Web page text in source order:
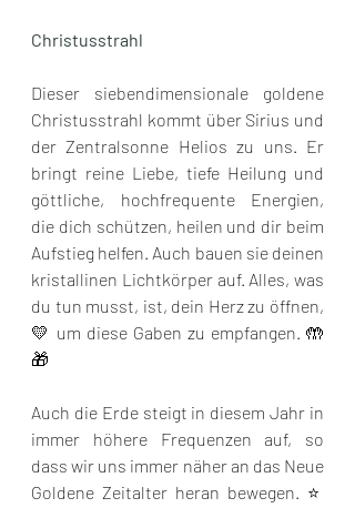
Christusstrahl
Dieser siebendimensionale goldene
Christusstrahl kommt über Sirius und
der Zentralsonne Helios zu uns. Er
bringt reine Liebe, tiefe Heilung und
göttliche, hochfrequente Energien,
die dich schützen, heilen und dir beim
Aufstieg helfen. Auch bauen sie deinen
kristallinen Lichtkörper auf. Alles, was
du tun musst, ist, dein Herz zu öffnen,
💛 um diese Gaben zu empfangen. 🤲
🎁
Auch die Erde steigt in diesem Jahr in
immer höhere Frequenzen auf, so
dass wir uns immer näher an das Neue
Goldene Zeitalter heran bewegen. ⭐️